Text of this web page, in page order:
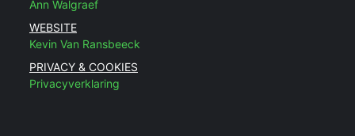
Ann Walgraef
WEBSITE
Kevin Van Ransbeeck
PRIVACY & COOKIES
Privacyverklaring